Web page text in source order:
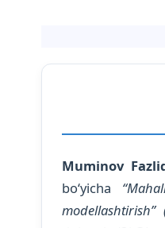
Muminov
bo‘yicha